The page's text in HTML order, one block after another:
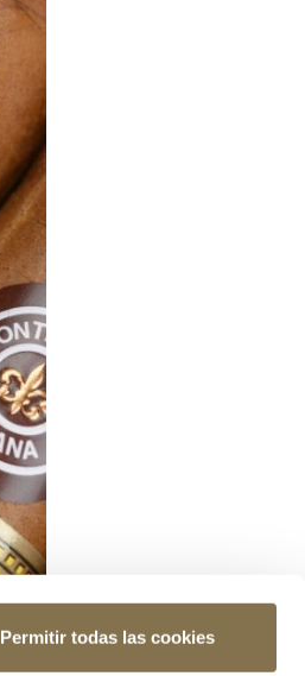
Permitir todas las cookies